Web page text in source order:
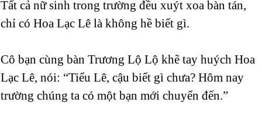
Tất cả nữ sinh trong trường đều xuýt xoa bàn tán,
chỉ có Hoa Lạc Lê là không hề biết gì.
Cô bạn cùng bàn Trương Lộ Lộ khẽ tay huých Hoa
Lạc Lê, nói: “Tiểu Lê, cậu biết gì chưa? Hôm nay
trường chúng ta có một bạn mới chuyển đến.”